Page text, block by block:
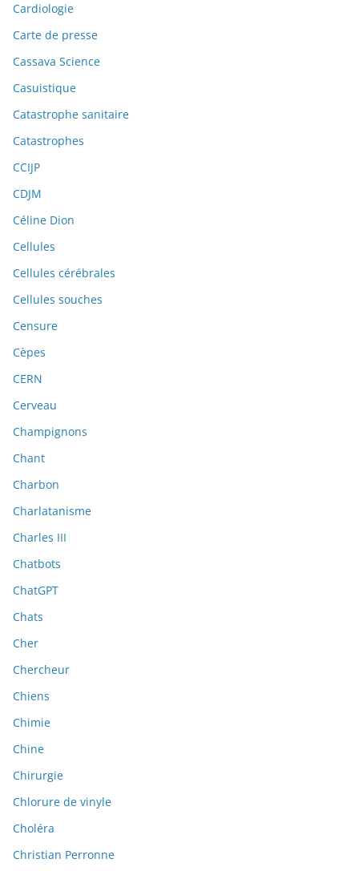
Cardiologie
Carte de presse
Cassava Science
Casuistique
Catastrophe sanitaire
Catastrophes
CCIJP
CDJM
Céline Dion
Cellules
Cellules cérébrales
Cellules souches
Censure
Cèpes
CERN
Cerveau
Champignons
Chant
Charbon
Charlatanisme
Charles III
Chatbots
ChatGPT
Chats
Cher
Chercheur
Chiens
Chimie
Chine
Chirurgie
Chlorure de vinyle
Choléra
Christian Perronne